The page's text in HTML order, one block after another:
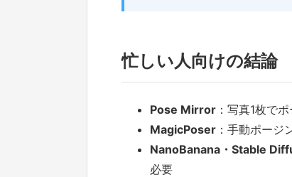
忙しい人向けの結論
Pose Mirror ：写真1枚で
MagicPoser ：手動ポージ
NanoBanana・Stable
必要